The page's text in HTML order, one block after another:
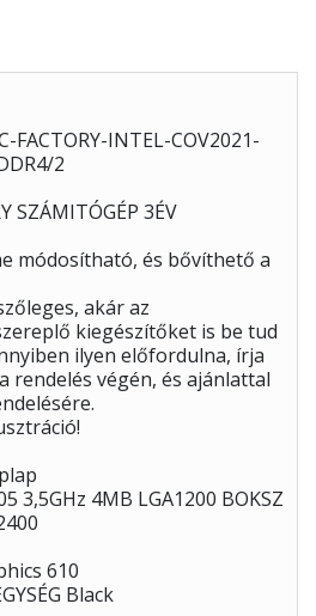
INTEL-COV2021-
2
SZÁMITÓGÉP 3ÉV
módosítható, és bővíthető a
akár az
kiegészítőket is be tud
ilyen előfordulna, írja
rendelés végén, és ajánlattal
3,5GHz 4MB LGA1200 BOKSZ
610
Black